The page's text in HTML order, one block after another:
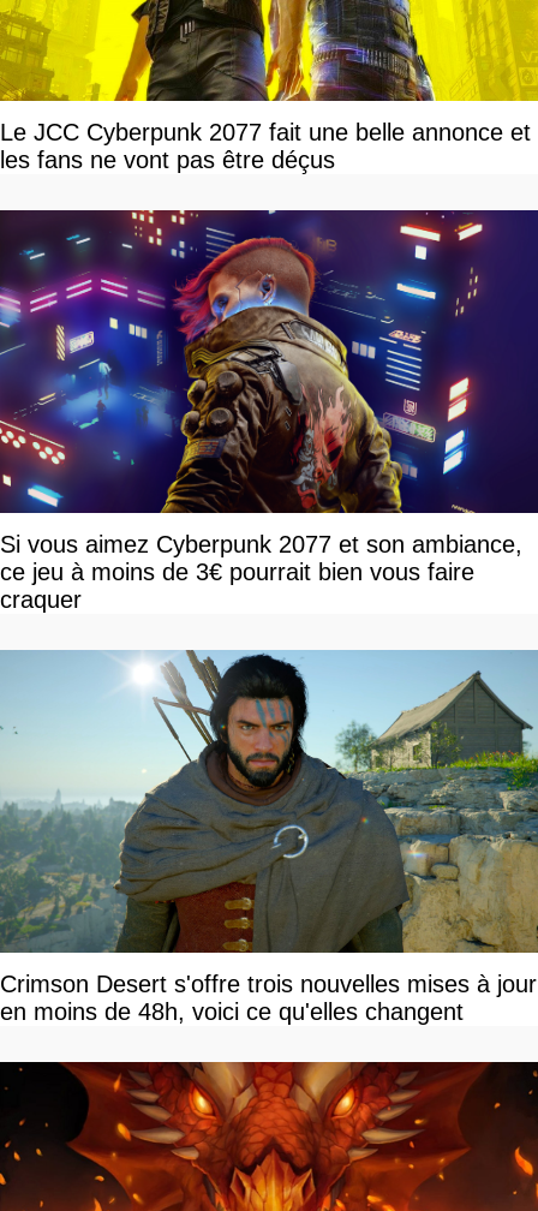
Le JCC Cyberpunk 2077 fait une belle annonce et
les fans ne vont pas être déçus
Si vous aimez Cyberpunk 2077 et son ambiance,
ce jeu à moins de 3€ pourrait bien vous faire
craquer
Crimson Desert s'offre trois nouvelles mises à jour
en moins de 48h, voici ce qu'elles changent